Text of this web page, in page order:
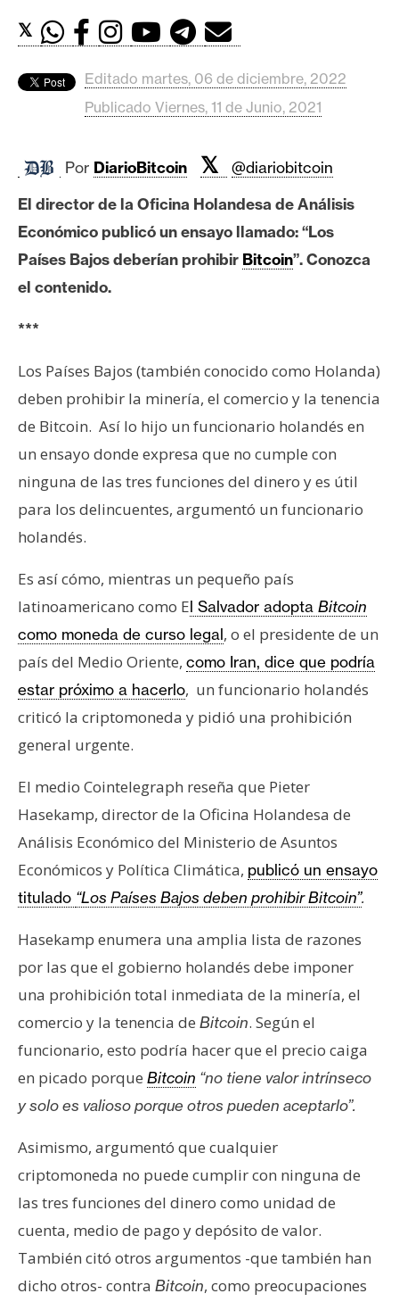
a
d
o
s
i
t
o
i
n
t
h
r
e
u
m
A
A
n
á
l
i
i
s
N
o
t
a
s
e
P
r
e
s
T
e
m
a
s
𝕏
Editado martes, 06 de diciembre, 2022
Publicado Viernes, 11 de Junio, 2021
Por DiarioBitcoin 𝕏
@diariobitcoin
El director de la Oficina Holandesa de Análisis
Económico publicó un ensayo llamado: “Los
Países Bajos deberían prohibir Bitcoin”. Conozca
el contenido.
***
Los Países Bajos (también conocido como Holanda)
deben prohibir la minería, el comercio y la tenencia
de Bitcoin. Así lo hijo un funcionario holandés en
un ensayo donde expresa que no cumple con
ninguna de las tres funciones del dinero y es útil
para los delincuentes, argumentó un funcionario
holandés.
Es así cómo, mientras un pequeño país
latinoamericano como El Salvador adopta Bitcoin
como moneda de curso legal, o el presidente de un
país del Medio Oriente, como Iran, dice que podría
estar próximo a hacerlo, un funcionario holandés
criticó la criptomoneda y pidió una prohibición
general urgente.
El medio Cointelegraph reseña que Pieter
Hasekamp, ​​director de la Oficina Holandesa de
Análisis Económico del Ministerio de Asuntos
Económicos y Política Climática, publicó un ensayo
titulado “Los Países Bajos deben prohibir Bitcoin”.
Hasekamp enumera una amplia lista de razones
por las que el gobierno holandés debe imponer
una prohibición total inmediata de la minería, el
comercio y la tenencia de Bitcoin. Según el
funcionario, esto podría hacer que el precio caiga
en picado porque Bitcoin “no tiene valor intrínseco
y solo es valioso porque otros pueden aceptarlo”.
Asimismo, argumentó que cualquier
criptomoneda no puede cumplir con ninguna de
las tres funciones del dinero como unidad de
cuenta, medio de pago y depósito de valor.
También citó otros argumentos -que también han
dicho otros- contra Bitcoin, como preocupaciones